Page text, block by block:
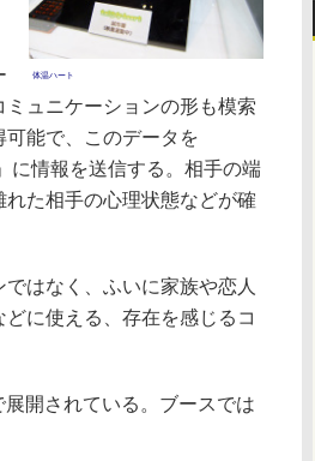
体温ハート
ュニケーションの形も模索
能で、このデータを
に情報を送信する。相手の端
た相手の心理状態などが確
はなく、ふいに家族や恋人
に使える、存在を感じるコ
開されている。ブースでは